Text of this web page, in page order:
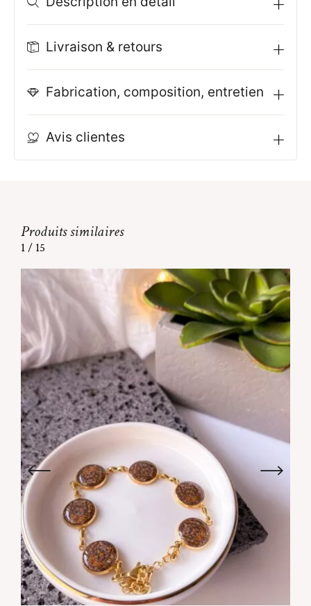
Livraison & retours
Fabrication, composition, entretien
Avis clientes
Produits similaires
1/ 15